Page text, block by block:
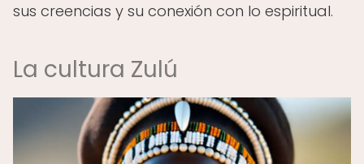
sus creencias y su conexión con lo espiritual.
La cultura Zulú